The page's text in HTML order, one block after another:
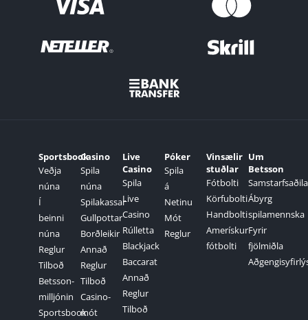
Sportsbook
Veðja
núna
Í
beinni
núna
Reglur
Tilboð
Betsson-
milljónin
Sportsbook
Casino
Spila
núna
Spilakassar
Gullpottar
Borðleikir
Annað
Reglur
Tilboð
Casino-
mót
Live
Casino
Spila
Live
Casino
Rúlletta
Blackjack
Baccarat
Annað
Reglur
Tilboð
Póker
Spila
á
Netinu
Mót
Reglur
Vinsælir
stuðlar
Fótbolti
Körfubolti
Handbolti
Amerískur
fótbolti
Um
Betsson
Ábyrg
spilamennska
Fyrir
fjölmiðla